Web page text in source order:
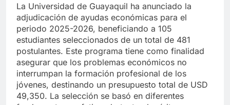
La Universidad de Guayaquil ha anunciado la
adjudicación de ayudas económicas para el
periodo 2025-2026, beneficiando a 105
estudiantes seleccionados de un total de 481
postulantes. Este programa tiene como finalidad
asegurar que los problemas económicos no
interrumpan la formación profesional de los
jóvenes, destinando un presupuesto total de USD
49,350. La selección se basó en diferentes